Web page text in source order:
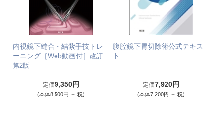
内視鏡下縫合・結紮手技トレ
ーニング［Web動画付］改訂
第2版
定価9,350円
(本体8,500円 ＋ 税)
腹腔鏡下胃切除術公式テキス
ト
定価7,920円
(本体7,200円 ＋ 税)